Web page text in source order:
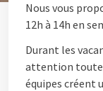
Nous vous
12h à 14h en
Durant les
attention toute
équipes créent